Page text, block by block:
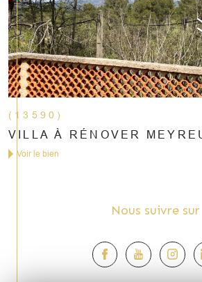
(13590)
VILLA À RÉNOVER
Voir le bien
Nous suivre sur